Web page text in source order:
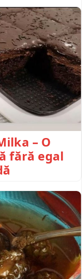
– O
fără egal